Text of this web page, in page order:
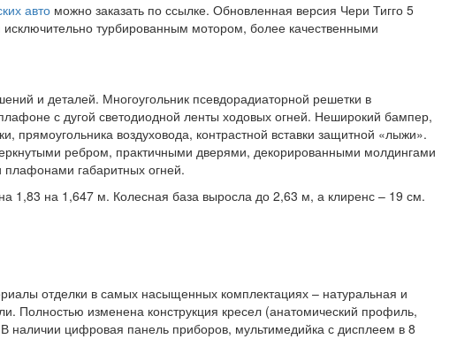
авто можно заказать по ссылке. Обновленная версия Чери Тигго 5
турбированным мотором, более качественными
и деталей. Многоугольник псевдорадиаторной решетки в
с дугой светодиодной ленты ходовых огней. Неширокий бампер,
воздуховода, контрастной вставки защитной «лыжи».
ребром, практичными дверями, декорированными молдингами
габаритных огней.
1,83 на 1,647 м. Колесная база выросла до 2,63 м, а клиренс – 19 см.
отделки в самых насыщенных комплектациях – натуральная и
Полностью изменена конструкция кресел (анатомический профиль,
наличии цифровая панель приборов, мультимедийка с дисплеем в 8